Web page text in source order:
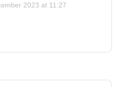
2023 at 11:27